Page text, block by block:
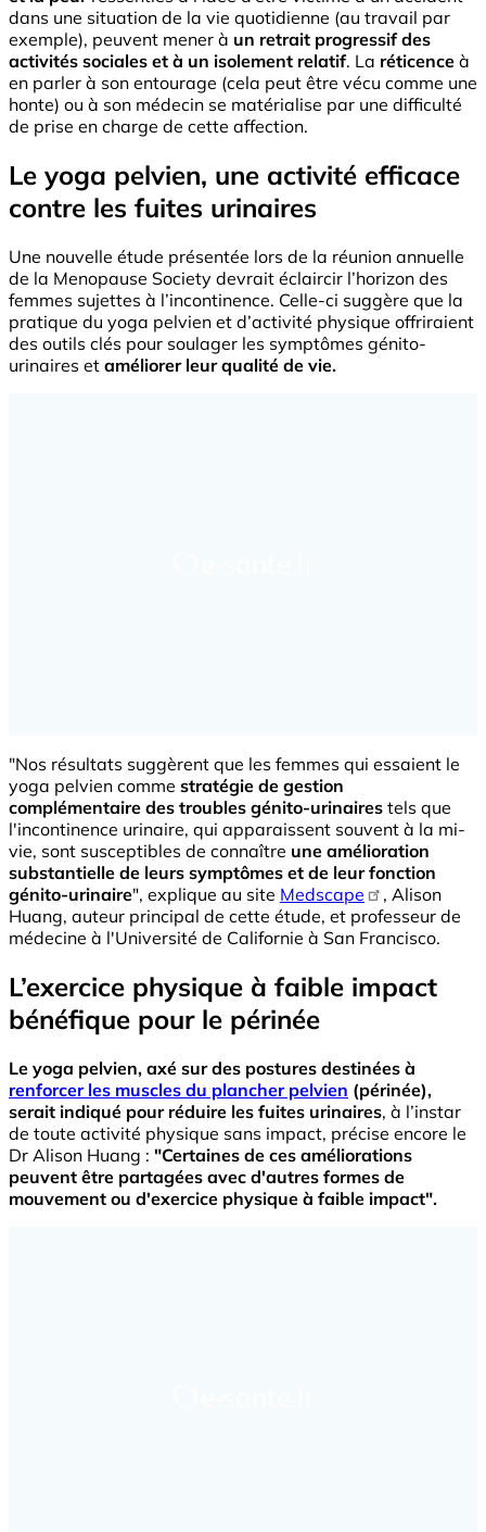
dans une situation de la vie quotidienne (au travail par
exemple), peuvent mener à un retrait progressif des
activités sociales et à un isolement relatif. La réticence à
en parler à son entourage (cela peut être vécu comme une
honte) ou à son médecin se matérialise par une difficulté
de prise en charge de cette affection.
Le yoga pelvien, une activité efficace
contre les fuites urinaires
Une nouvelle étude présentée lors de la réunion annuelle
de la Menopause Society devrait éclaircir l’horizon des
femmes sujettes à l’incontinence. Celle-ci suggère que la
pratique du yoga pelvien et d’activité physique offriraient
des outils clés pour soulager les symptômes génito-
urinaires et améliorer leur qualité de vie.
"Nos résultats suggèrent que les femmes qui essaient le
yoga pelvien comme stratégie de gestion
complémentaire des troubles génito-urinaires tels que
l'incontinence urinaire, qui apparaissent souvent à la mi-
vie, sont susceptibles de connaître une amélioration
substantielle de leurs symptômes et de leur fonction
génito-urinaire", explique au site Medscape
, Alison
Huang, auteur principal de cette étude, et professeur de
médecine à l'Université de Californie à San Francisco.
L’exercice physique à faible impact
bénéfique pour le périnée
Le yoga pelvien, axé sur des postures destinées à
renforcer les muscles du plancher pelvien (périnée),
serait indiqué pour réduire les fuites urinaires, à l’instar
de toute activité physique sans impact, précise encore le
Dr Alison Huang : "Certaines de ces améliorations
peuvent être partagées avec d'autres formes de
mouvement ou d'exercice physique à faible impact".